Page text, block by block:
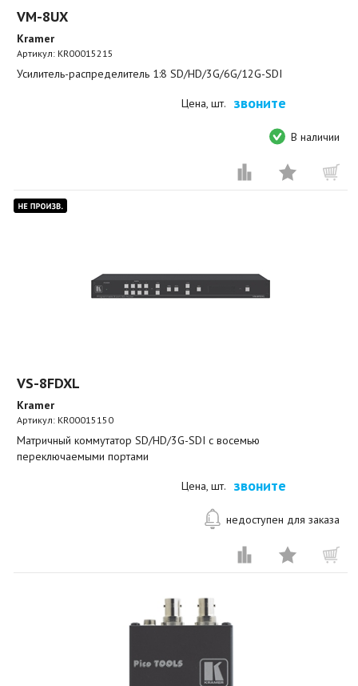
VM-8UX
Kramer
Артикул: KR00015215
Усилитель-распределитель 1:8 SD/HD/3G/6G/12G-SDI
Цена, шт. звоните
В наличии
VS-8FDXL
Kramer
Артикул: KR00015150
Матричный коммутатор SD/HD/3G-SDI с восемью
переключаемыми портами
Цена, шт. звоните
недоступен для заказа